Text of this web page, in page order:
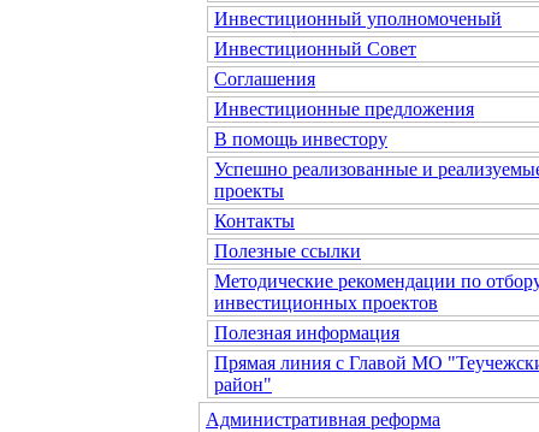
Инвестиционный уполномоченый
Инвестиционный Совет
Соглашения
Инвестиционные предложения
В помощь инвестору
Успешно реализованные и
проекты
Контакты
Полезные ссылки
Методические рекомендации по
инвестиционных проектов
Полезная информация
Прямая линия с Главой МО
район"
Административная реформа